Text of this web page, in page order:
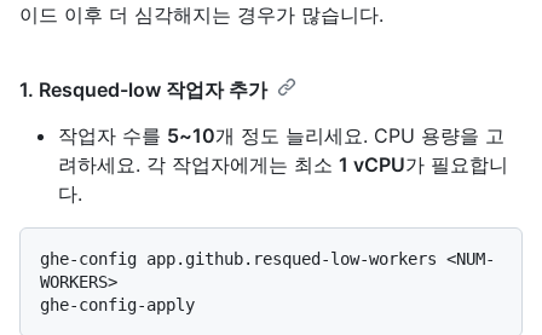
이드 이후 더 심각해지는 경우가 많습니다.
1. Resqued-low 작업자 추가
작업자 수를 5~10개 정도 늘리세요. CPU 용량을 고
려하세요. 각 작업자에게는 최소 1 vCPU가 필요합니
다.
ghe-config app.github.resqued-low-workers <NUM-
WORKERS>